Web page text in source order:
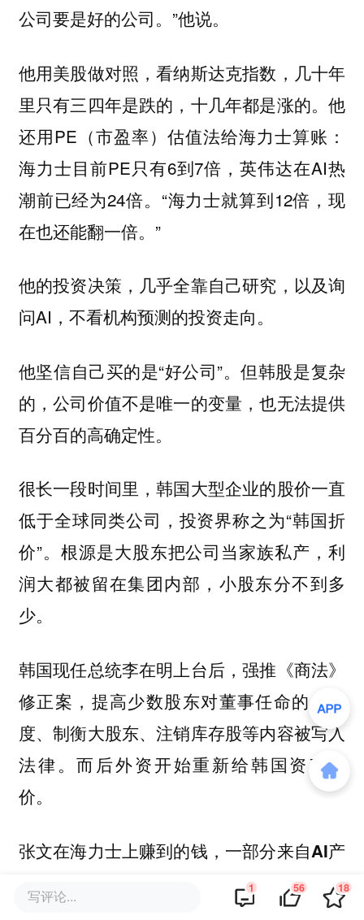
公司要是好的公司。”他说。
他用美股做对照，看纳斯达克指数，几十年
里只有三四年是跌的，十几年都是涨的。他
还用PE（市盈率）估值法给海力士算账：
海力士目前PE只有6到7倍，英伟达在AI热
潮前已经为24倍。“海力士就算到12倍，现
在也还能翻一倍。”
他的投资决策，几乎全靠自己研究，以及询
问AI，不看机构预测的投资走向。
他坚信自己买的是“好公司”。但韩股是复杂
的，公司价值不是唯一的变量，也无法提供
百分百的高确定性。
很长一段时间里，韩国大型企业的股价一直
低于全球同类公司，投资界称之为“韩国折
价”。根源是大股东把公司当家族私产，利
润大都被留在集团内部，小股东分不到多
少。
韩国现任总统李在明上台后，强推《商法》
修正案，提高少数股东对董事任命的参与
度、制衡大股东、注销库存股等内容被写入
法律。而后外资开始重新给韩国资产定
价。
张文在海力士上赚到的钱， 一部分来自AI产
业的爆发，另一部分其实来自这场正在进行
。而改革能不能持续，取决于
写评论... 1 56 18